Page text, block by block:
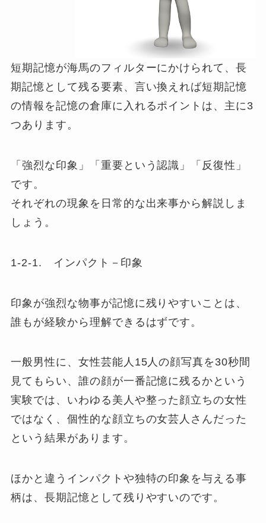
短期記憶が海馬のフィルターにかけられて、長
期記憶として残る要素、言い換えれば短期記憶
の情報を記憶の倉庫に入れるポイントは、主に3
つあります。
「強烈な印象」「重要という認識」「反復性」
です。
それぞれの現象を日常的な出来事から解説しま
しょう。
1-2-1. インパクト－印象
印象が強烈な物事が記憶に残りやすいことは、
誰もが経験から理解できるはずです。
一般男性に、女性芸能人15人の顔写真を30秒間
見てもらい、誰の顔が一番記憶に残るかという
実験では、いわゆる美人や整った顔立ちの女性
ではなく、個性的な顔立ちの女芸人さんだった
という結果があります。
ほかと違うインパクトや独特の印象を与える事
柄は、長期記憶として残りやすいのです。